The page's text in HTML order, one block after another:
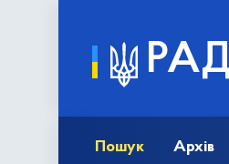
Пошук Архів